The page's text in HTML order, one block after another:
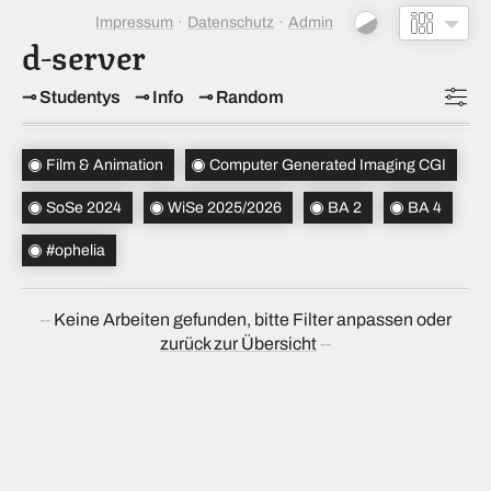
d-server
Studentys Info Random
Impressum Datenschutz Admin
Topics(2)
Studiensemester(2)
Sortierung(↝ zufällig)
Film & Animation Computer Generated Imaging CGI
SoSe 2024 WiSe 2025/2026 BA 2 BA 4
#ophelia
Keine Arbeiten gefunden, bitte Filter anpassen oder
zurück zur Übersicht